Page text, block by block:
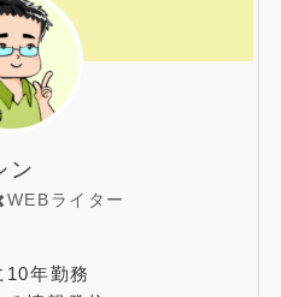
ン
ライター
年勤務